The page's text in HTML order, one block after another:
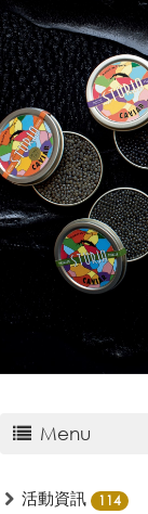
Menu
活動資訊 114